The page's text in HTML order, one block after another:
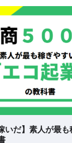
いだ】素人が最